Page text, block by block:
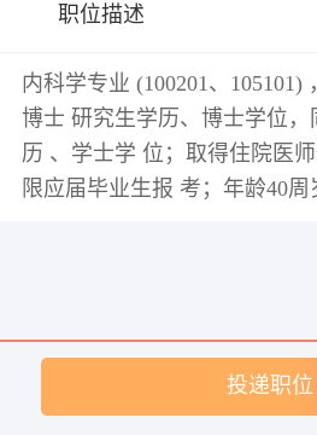
职位描述
内科学专业 (100201、105101)
博士 研究生学历、博士学位
历 、学士学 位；取得住院医
限应届毕业生报 考；年龄40周
投递职位